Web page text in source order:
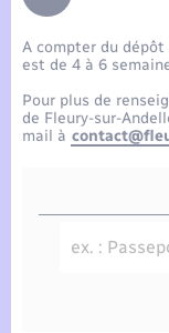
Compétences
Plan interactif
Etat-civil -
Mariage –
Parrainage civil
Logement -
Nouvel
Transports
Travaux -
public
A compter du
est de 4 à 6
Pour plus de
de Fleury-sur-
mail à